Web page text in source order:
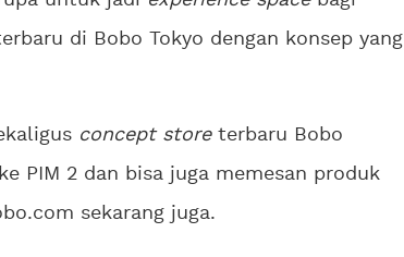
di Bobo Tokyo dengan konsep yang
concept storeterbaru Bobo
PIM 2 dan bisa juga memesan produk
sekarang juga.